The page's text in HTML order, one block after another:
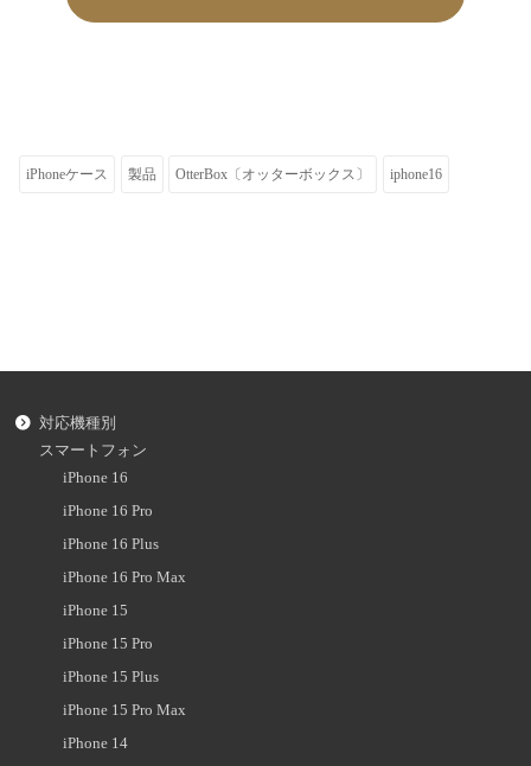
iPhoneケース 製品 OtterBox〔オッターボックス〕 iphone16
対応機種別
スマートフォン
iPhone 16
iPhone 16 Pro
iPhone 16 Plus
iPhone 16 Pro Max
iPhone 15
iPhone 15 Pro
iPhone 15 Plus
iPhone 15 Pro Max
iPhone 14